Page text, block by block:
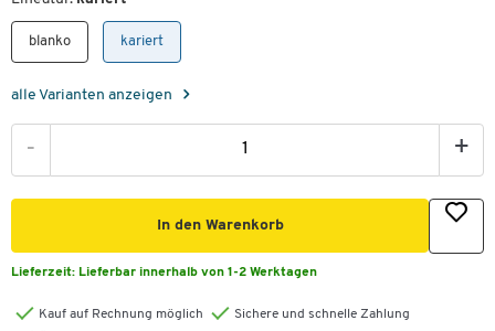
blanko kariert
alle Varianten anzeigen
- +
In den Warenkorb
Lieferzeit: Lieferbar innerhalb von 1-2 Werktagen
Kauf auf Rechnung möglich
Sichere und schnelle Zahlung